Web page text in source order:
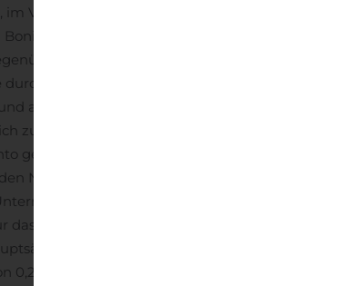
Vergleich zu d dem am 30. Juni 2019
von ausscheidenden Führungskräfte.
Die
dem Quartal zum 30. Juni 2019 um 0,2
durch höhere aktienbasierte Vergütungen,
anderen Posten ausgeglichen wurden.
Die
zu 0,7 Mio. USD für das Quartal zum 30. Juni
gehaltenen Zahlungsmittel und
Nettowährungsverlusten aus ausländischen
zusammen.
das am 30. Juni 2020 endende Halbjahr gingen
auf einen Rückgang der Einnahmen
0,2 Mio. USD aufgrund der Auswirkungen von